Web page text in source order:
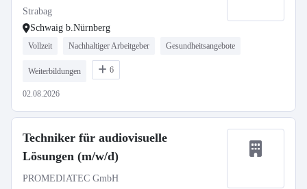
Strabag
Schwaig b.Nürnberg
Vollzeit Nachhaltiger Arbeitgeber Gesundheitsangebote
Weiterbildungen 6
02.08.2026
Techniker für audiovisuelle
Lösungen (m/w/d)
PROMEDIATEC GmbH